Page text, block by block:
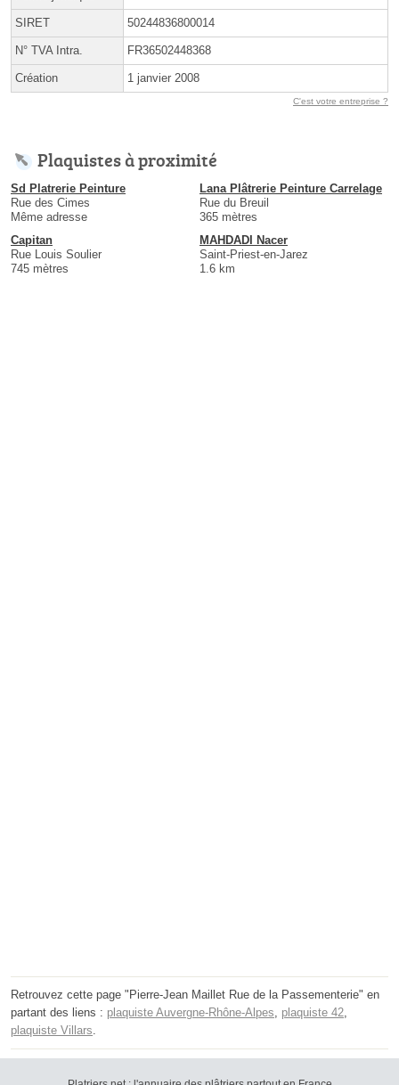
SIRET 50244836800014
N° TVA Intra. FR36502448368
Création 1 janvier 2008
C'est votre entreprise ?
Plaquistes à proximité
Sd Platrerie Peinture
Rue des Cimes
Même adresse
Lana Plâtrerie Peinture Carrelage
Rue du Breuil
365 mètres
Capitan
Rue Louis Soulier
745 mètres
MAHDADI Nacer
Saint-Priest-en-Jarez
1.6 km
Retrouvez cette page "Pierre-Jean Maillet Rue de la Passementerie" en
partant des liens : plaquiste Auvergne-Rhône-Alpes plaquiste 42
plaquiste Villars